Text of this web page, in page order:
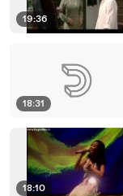
19:36
18:31
18:10